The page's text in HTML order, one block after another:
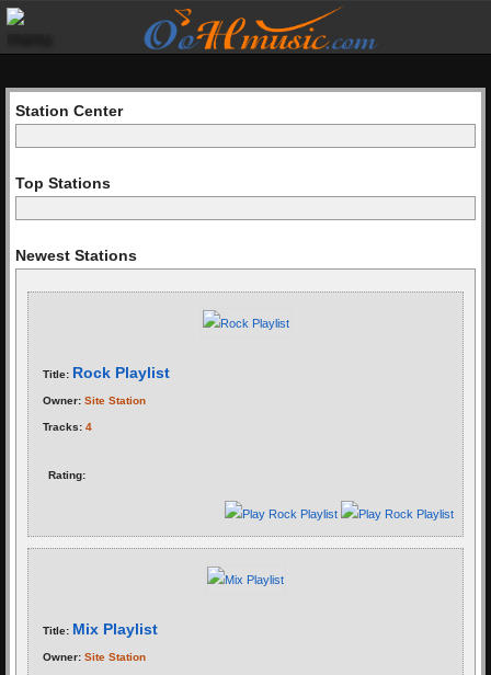
Station Center
Top Stations
Newest Stations
Title: Rock Playlist
Owner: Site Station
Tracks: 4
Rating:
Title: Mix Playlist
Owner: Site Station